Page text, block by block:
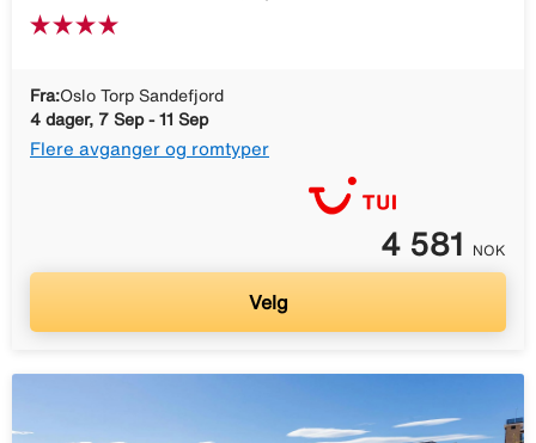
Fra:Oslo Torp Sandefjord
4 dager, 7 Sep - 11 Sep
Flere avganger og romtyper
4 581 NOK
Velg